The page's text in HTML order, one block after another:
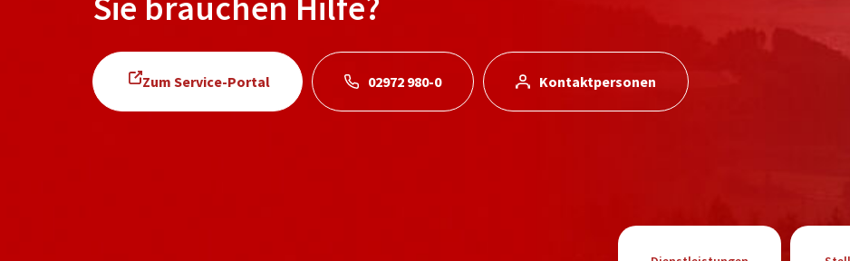
Zum Service-Portal 02972 980-0 Kontaktpersonen